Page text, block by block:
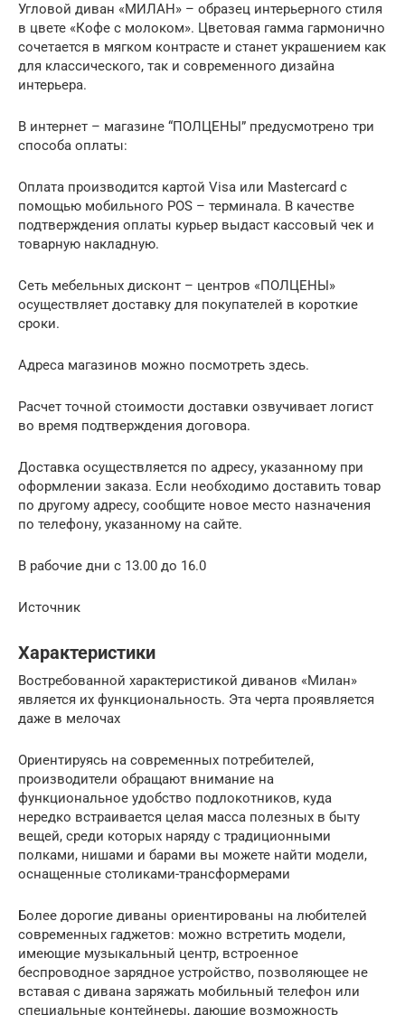
Угловой диван «МИЛАН» – образец интерьерного стиля
в цвете «Кофе с молоком». Цветовая гамма гармонично
сочетается в мягком контрасте и станет украшением как
для классического, так и современного дизайна
интерьера.
В интернет – магазине “ПОЛЦЕНЫ” предусмотрено три
способа оплаты:
Оплата производится картой Visa или Mastercard с
помощью мобильного POS – терминала. В качестве
подтверждения оплаты курьер выдаст кассовый чек и
товарную накладную.
Сеть мебельных дисконт – центров «ПОЛЦЕНЫ»
осуществляет доставку для покупателей в короткие
сроки.
Адреса магазинов можно посмотреть здесь.
Расчет точной стоимости доставки озвучивает логист
во время подтверждения договора.
Доставка осуществляется по адресу, указанному при
оформлении заказа. Если необходимо доставить товар
по другому адресу, сообщите новое место назначения
по телефону, указанному на сайте.
В рабочие дни с 13.00 до 16.0
Источник
Характеристики
Востребованной характеристикой диванов «Милан»
является их функциональность. Эта черта проявляется
даже в мелочах
Ориентируясь на современных потребителей,
производители обращают внимание на
функциональное удобство подлокотников, куда
нередко встраивается целая масса полезных в быту
вещей, среди которых наряду с традиционными
полками, нишами и барами вы можете найти модели,
оснащенные столиками-трансформерами
Более дорогие диваны ориентированы на любителей
современных гаджетов: можно встретить модели,
имеющие музыкальный центр, встроенное
беспроводное зарядное устройство, позволяющее не
вставая с дивана заряжать мобильный телефон или
специальные контейнеры, дающие возможность